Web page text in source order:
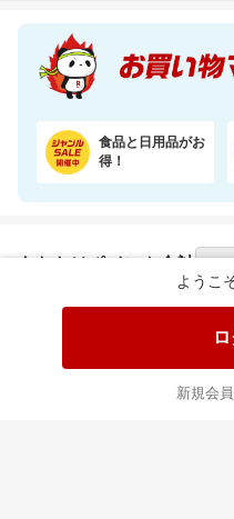
ようこ
新規会
食品と日用品がお
得！
あなたはポイント 合計